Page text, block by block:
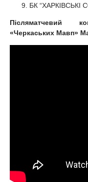
БК
Післяматчевий
«Черкаських Мавп»